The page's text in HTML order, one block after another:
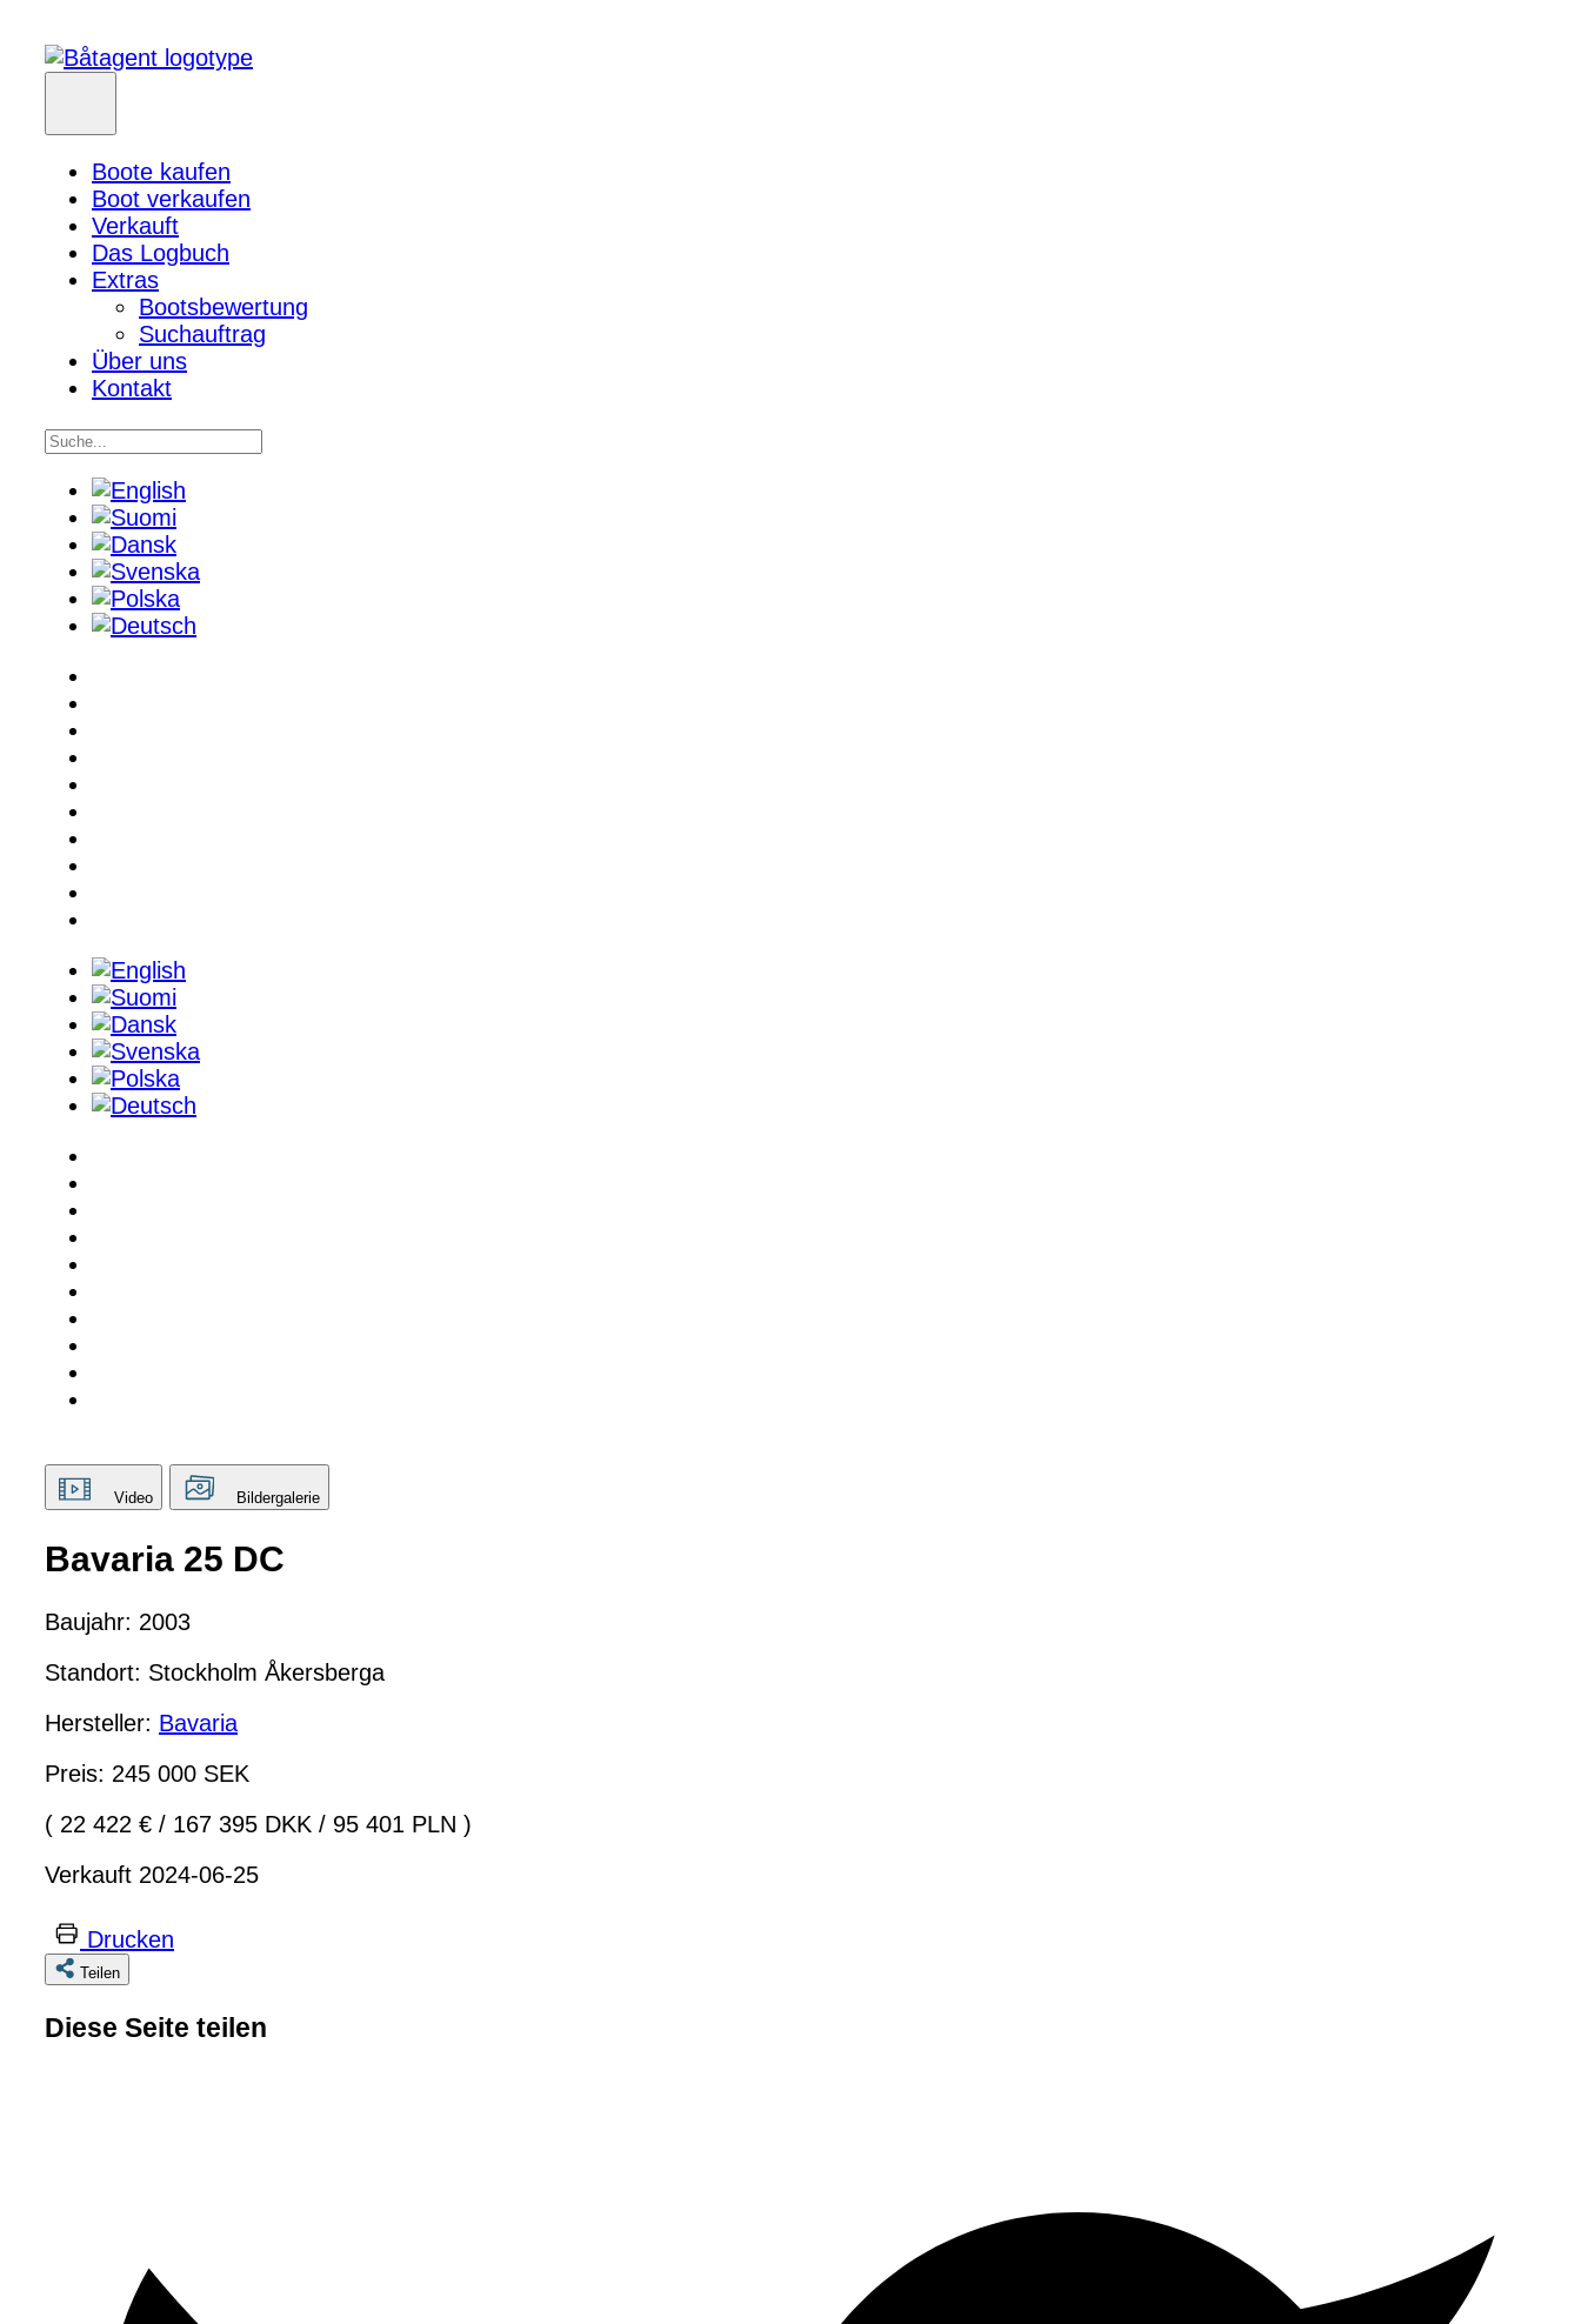
Boote kaufen
Boot verkaufen
Verkauft
Das Logbuch
Extras
Bootsbewertung
Suchauftrag
Über uns
Kontakt
Video Bildergalerie
Bavaria 25 DC
Baujahr: 2003
Standort: Stockholm Åkersberga
Hersteller: Bavaria
Preis: 245 000 SEK
( 22 422 € / 167 395 DKK / 95 401 PLN )
Verkauft 2024-06-25
Drucken
Teilen
Diese Seite teilen